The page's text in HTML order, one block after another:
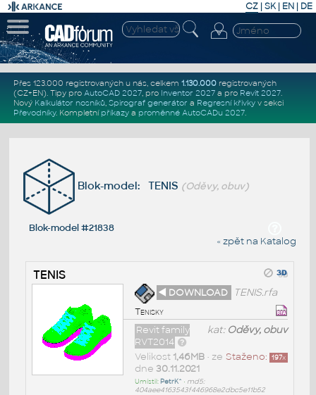
CZ | SK| EN | DE
Přes 123.000 registrovaných u nás, celkem 1.130.000registrovaných
(CZ+EN). Tipy pro AutoCAD 2027, pro Inventor 2027a pro Revit 2027.
Nový Kalkulátor nosníků, Spirograf generátor a Regresní křivkyv sekci
Převodníky. Kompletní příkazya proměnné AutoCADu 2027.
Blok-model: TENIS (Oděvy, obuv)
Blok-model #21838
« zpět na Katalog
TENIS
◄ DOWNLOAD
TENIS.rfa
Tenisky
kat: Oděvy, obuv
Revit family
RVT2014
Staženo: 197x
Velikost 1,46MB• ze
dne 30.11.2021
Umístil: PetrK^ • md5:
404aee4163543f446968e2dbc5e11b52